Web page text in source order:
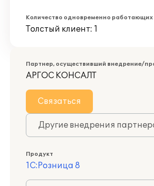
Количество одновременно работающих
Толстый клиент: 1
Партнер, осуществивший внедрение/
АРГОС КОНСАЛТ
Связаться
Другие внедрения
Продукт
1С:Розница 8